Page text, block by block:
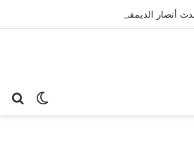
أنصار الديمقراطية بلسان الاستعمار
الوضع